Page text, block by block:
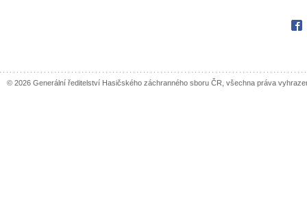
© 2026 Generální ředitelství Hasičského záchranného sboru ČR, všechna práva